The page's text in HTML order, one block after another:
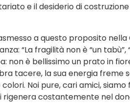
e il desiderio di
a questo proposito
“La fragilità non è “un
non è bellissimo un prato in
tacere, la sua energia freme
Noi pure, cari amici,
rigenera costantemente nel